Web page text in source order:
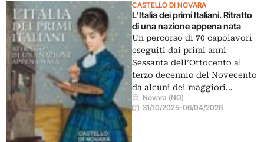
CASTELLO DI NOVARA
L’Italia dei primi Italiani. Ritratto
di una nazione appena nata
Un percorso di 70 capolavori
eseguiti dai primi anni
Sessanta dell’Ottocento al
terzo decennio del Novecento
da alcuni dei maggiori…
Novara (NO)
31/10/2025–06/04/2026